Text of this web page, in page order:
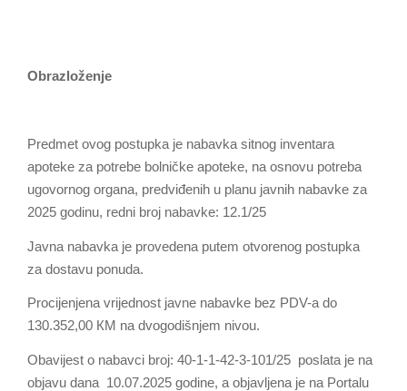
Оbrazloženje
Predmet ovog postupka je nabavka sitnog inventara
apoteke za potrebe bolničke apoteke, na osnovu potreba
ugovornog organa, predviđenih u planu javnih nabavke za
2025 godinu, redni broj nabavke: 12.1/25
Јavna nabavka је provedena putem otvorenog postupka
za dostavu ponuda.
Procijenjena vrijednost javne nabavke bez PDV-а do
130.352,00 КМ na dvogodišnjem nivou.
Оbavijest o nabavci broj: 40-1-1-42-3-101/25 poslata je na
objavu dana 10.07.2025 godine, а objavljena је na Portalu